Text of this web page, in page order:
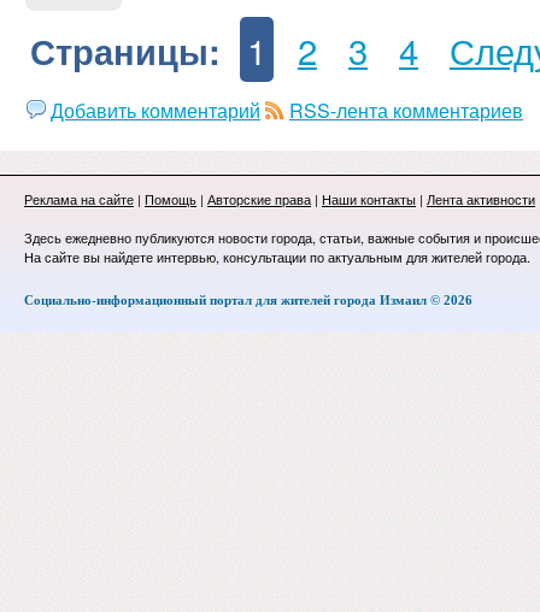
Страницы: 1 2 3 4
Добавить комментарий RSS-лента комментариев
Реклама на сайте | Помощь | Авторские права | Наши контакты | Лента активности
Здесь ежедневно публикуются новости города, статьи, важные события и
На сайте вы найдете интервью, консультации по актуальным для жителей города.
Социально-информационный портал для жителей города Измаил © 2026